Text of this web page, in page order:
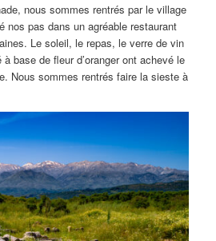
nous sommes rentrés par le village
nos pas dans un agréable restaurant
Le soleil, le repas, le verre de vin
base de fleur d’oranger ont achevé le
Nous sommes rentrés faire la sieste à